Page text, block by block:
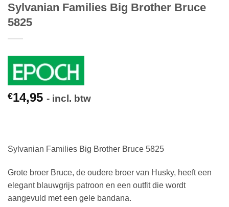
Sylvanian Families Big Brother Bruce
5825
€14,95 - incl. btw
Sylvanian Families Big Brother Bruce 5825
Grote broer Bruce, de oudere broer van Husky, heeft een
elegant blauwgrijs patroon en een outfit die wordt
aangevuld met een gele bandana.